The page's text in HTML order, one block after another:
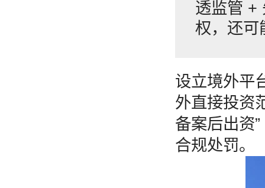
透监管 +
权，还可
设立境外平
外直接投资
备案后出资
合规处罚。